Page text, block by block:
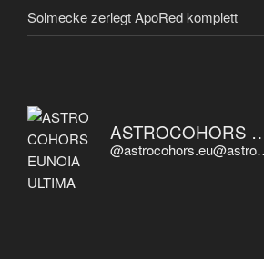
Solmecke zerlegt ApoRed komplett
ASTROCOHORS